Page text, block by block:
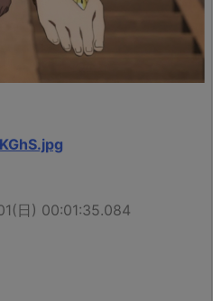
日) 00:01:35.084